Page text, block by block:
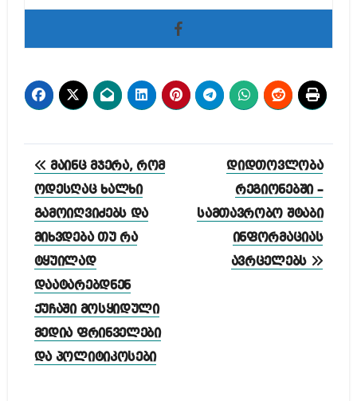
პოსტის
ნავიგაცია
მაინც მჯერა, რომ
ოდესღაც ხალხი
გამოიღვიძებს და
მიხვდება თუ რა
ტყუილად
დაატარებდნენ
ქუჩაში მოსყიდული
მედია ფრინველები
და პოლიტიკოსები
დიდთოვლობა
რეგიონებში –
სამთავრობო შტაბი
ინფორმაციას
ავრცელებს